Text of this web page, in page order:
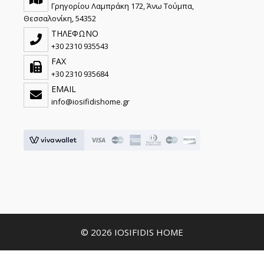
Γρηγορίου Λαμπράκη 172, Άνω Τούμπα,
Θεσσαλονίκη, 54352
ΤΗΛΕΦΩΝΟ
+30 2310 935543
FAX
+30 2310 935684
EMAIL
info@iosifidishome.gr
© 2026 IOSIFIDIS HOME